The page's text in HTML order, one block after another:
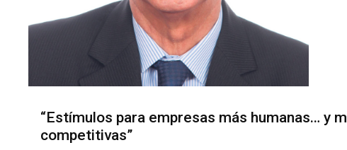
“Estímulos para empresas más humanas… y
competitivas”